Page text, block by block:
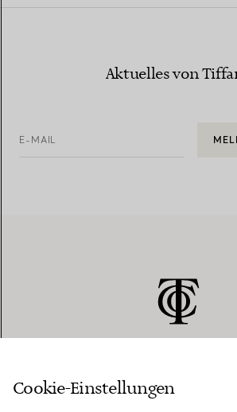
Aktuelles von
E-MAIL
KUNDENSERVICE
Cookie-Einstellungen